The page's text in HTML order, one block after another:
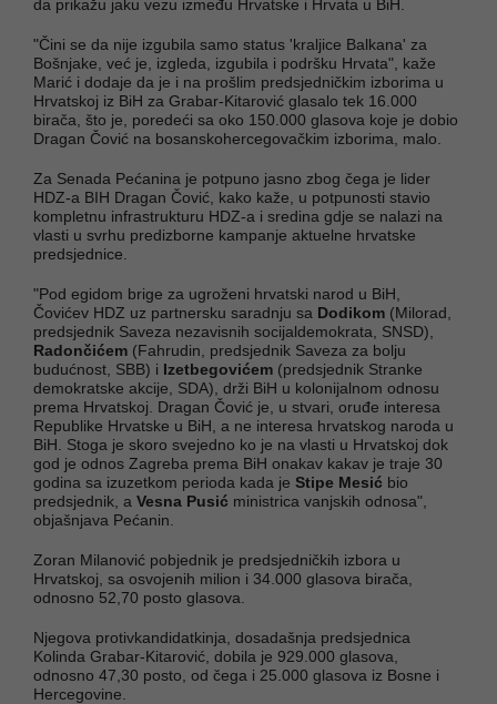
da prikažu jaku vezu između Hrvatske i Hrvata u BiH.
"Čini se da nije izgubila samo status 'kraljice Balkana' za
Bošnjake, već je, izgleda, izgubila i podršku Hrvata", kaže
Marić i dodaje da je i na prošlim predsjedničkim izborima u
Hrvatskoj iz BiH za Grabar-Kitarović glasalo tek 16.000
birača, što je, poredeći sa oko 150.000 glasova koje je dobio
Dragan Čović na bosanskohercegovačkim izborima, malo.
Za Senada Pećanina je potpuno jasno zbog čega je lider
HDZ-a BIH Dragan Čović, kako kaže, u potpunosti stavio
kompletnu infrastrukturu HDZ-a i sredina gdje se nalazi na
vlasti u svrhu predizborne kampanje aktuelne hrvatske
predsjednice.
"Pod egidom brige za ugroženi hrvatski narod u BiH,
Čovićev HDZ uz partnersku saradnju sa Dodikom (Milorad,
predsjednik Saveza nezavisnih socijaldemokrata, SNSD),
Radončićem (Fahrudin, predsjednik Saveza za bolju
budućnost, SBB) i Izetbegovićem (predsjednik Stranke
demokratske akcije, SDA), drži BiH u kolonijalnom odnosu
prema Hrvatskoj. Dragan Čović je, u stvari, oruđe interesa
Republike Hrvatske u BiH, a ne interesa hrvatskog naroda u
BiH. Stoga je skoro svejedno ko je na vlasti u Hrvatskoj dok
god je odnos Zagreba prema BiH onakav kakav je traje 30
godina sa izuzetkom perioda kada je Stipe Mesić bio
predsjednik, a Vesna Pusić ministrica vanjskih odnosa",
objašnjava Pećanin.
Zoran Milanović pobjednik je predsjedničkih izbora u
Hrvatskoj, sa osvojenih milion i 34.000 glasova birača,
odnosno 52,70 posto glasova.
Njegova protivkandidatkinja, dosadašnja predsjednica
Kolinda Grabar-Kitarović, dobila je 929.000 glasova,
odnosno 47,30 posto, od čega i 25.000 glasova iz Bosne i
Hercegovine.